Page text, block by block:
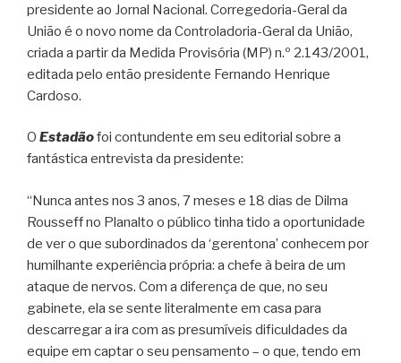
presidente ao Jornal Nacional. Corregedoria-Geral da
União é o novo nome da Controladoria-Geral da União,
criada a partir da Medida Provisória (MP) n.º 2.143/2001,
editada pelo então presidente Fernando Henrique
Cardoso.
O Estadãofoi contundente em seu editorial sobre a
fantástica entrevista da presidente:
“Nunca antes nos 3 anos, 7 meses e 18 dias de Dilma
Rousseff no Planalto o público tinha tido a oportunidade
de ver o que subordinados da ‘gerentona’ conhecem por
humilhante experiência própria: a chefe à beira de um
ataque de nervos. Com a diferença de que, no seu
gabinete, ela se sente literalmente em casa para
descarregar a ira com as presumíveis dificuldades da
equipe em captar o seu pensamento – o que, tendo em